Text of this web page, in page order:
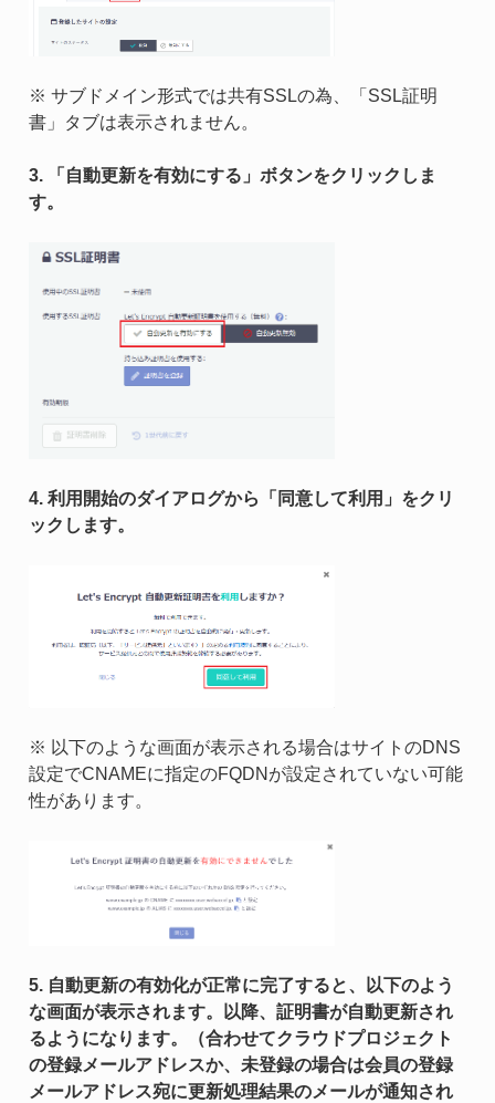
※ サブドメイン形式では共有SSLの為、「SSL証明
書」タブは表示されません。
3. 「自動更新を有効にする」ボタンをクリックしま
す。
4. 利用開始のダイアログから「同意して利用」をクリ
ックします。
※ 以下のような画面が表示される場合はサイトのDNS
設定でCNAMEに指定のFQDNが設定されていない可能
性があります。
5. 自動更新の有効化が正常に完了すると、以下のよう
な画面が表示されます。以降、証明書が自動更新され
るようになります。（合わせてクラウドプロジェクト
の登録メールアドレスか、未登録の場合は会員の登録
メールアドレス宛に更新処理結果のメールが通知され